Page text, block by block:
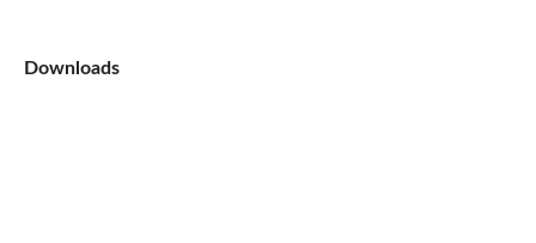
Downloads